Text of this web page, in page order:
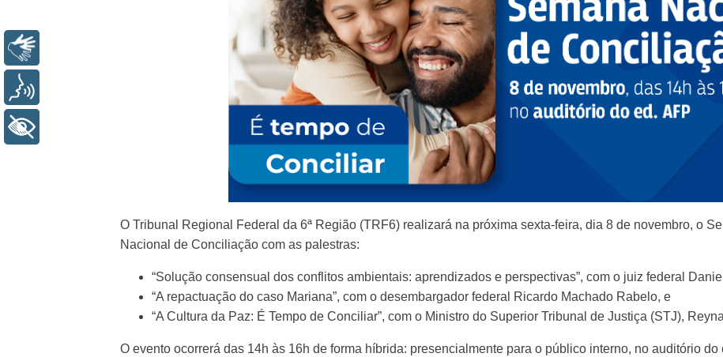
O Tribunal Regional Federal da 6ª Região (TRF6) realizará na próxima sexta-feira, dia 8 de novembro, o
Nacional de Conciliação com as palestras:
“Solução consensual dos conflitos ambientais: aprendizados e perspectivas”, com o juiz federal
“A repactuação do caso Mariana”, com o desembargador federal Ricardo Machado Rabelo, e
“A Cultura da Paz: É Tempo de Conciliar”, com o Ministro do Superior Tribunal de Justiça (STJ),
O evento ocorrerá das 14h às 16h de forma híbrida: presencialmente para o público interno, no auditório